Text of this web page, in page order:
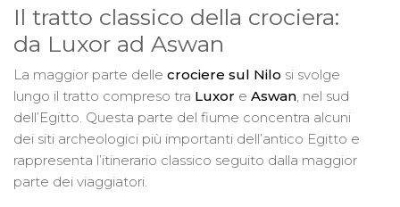
Il tratto classico della crociera:
da Luxor ad Aswan
La maggior parte delle crociere sul Nilo si svolge
lungo il tratto compreso tra Luxor e Aswan , nel sud
dell’Egitto. Questa parte del fiume concentra alcuni
dei siti archeologici più importanti dell’antico Egitto e
rappresenta l’itinerario classico seguito dalla maggior
parte dei viaggiatori.